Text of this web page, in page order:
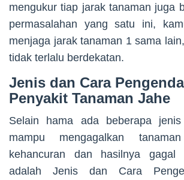
mengukur tiap jarak tanaman juga
permasalahan yang satu ini,
menjaga jarak tanaman 1 sama
tidak terlalu berdekatan.
Jenis dan Cara
Penyakit Tanaman Jahe
Selain hama ada beberapa
mampu mengagalkan
kehancuran dan hasilnya gagal
adalah Jenis dan Cara